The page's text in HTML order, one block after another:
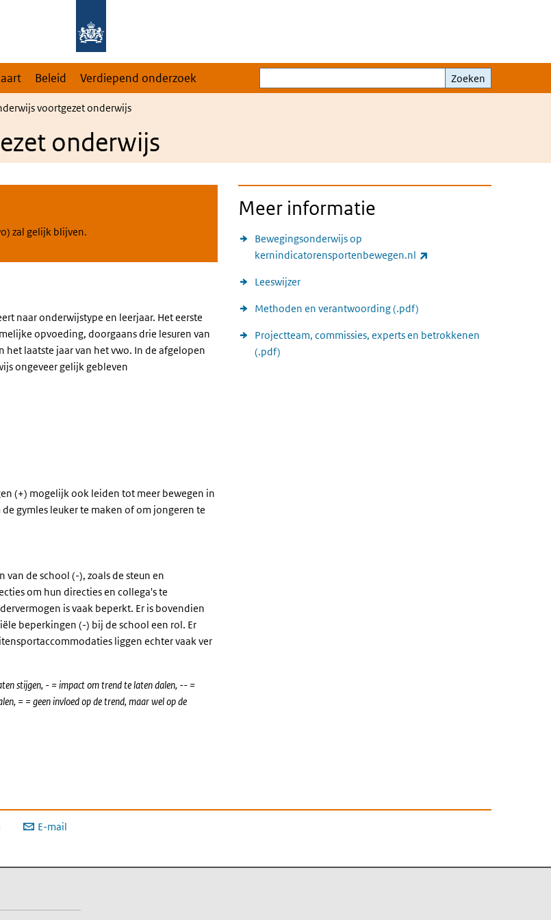
Beleid Verdiepend onderzoek
Zoeken
Zoeken
voortgezet onderwijs
onderwijs
zal gelijk blijven.
naar onderwijstype en leerjaar. Het eerste
opvoeding, doorgaans drie lesuren van
laatste jaar van het vwo. In de afgelopen
ongeveer gelijk gebleven
(+) mogelijk ook leiden tot meer bewegen in
gymles leuker te maken of om jongeren te
de school (-), zoals de steun en
om hun directies en collega's te
is vaak beperkt. Er is bovendien
beperkingen (-) bij de school een rol. Er
liggen echter vaak ver
stijgen, - = impact om trend te laten dalen, -- =
= = geen invloed op de trend, maar wel op de
Meer informatie
Bewegingsonderwijs op
kernindicatorensportenbewegen.nl
Leeswijzer
Methoden en verantwoording (.pdf)
Projectteam, commissies, experts en betrokkenen
(.pdf)
E-mail